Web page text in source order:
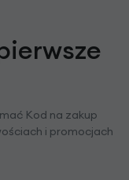
Kod na zakup
i promocjach